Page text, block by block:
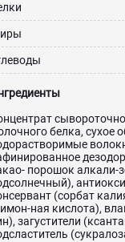
белка, сухое
порошок алкали-
(сорбат
ная кислота),
загустители